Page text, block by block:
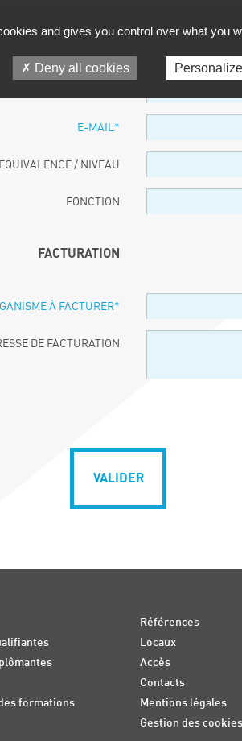
PARTICIPANT
E-MAIL*
/ NIVEAU
FONCTION
FACTURATION
À FACTURER*
DE FACTURATION
VALIDER
formations
Références
Locaux
Accès
Contacts
Mentions légales
Gestion des cookies
and gives you control over what you
Deny all cookies Personalize